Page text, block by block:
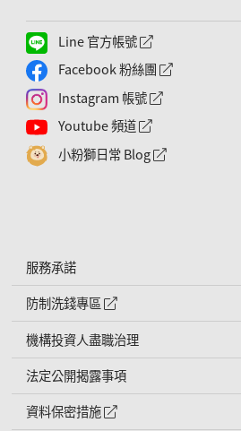
Line 官方帳號 外網連結符號
Facebook 粉絲團 外網連結符號
Instagram 帳號 外網連結符號
Youtube 頻道 外網連結符號
小粉獅日常 Blog 外網連結符號
服務承諾
防制洗錢專區
外網連結符號
機構投資人盡職治理
法定公開揭露事項
資料保密措施
外網連結符號